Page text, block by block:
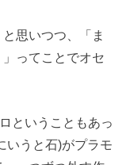
思いつつ、「ま
ってことでオセ
ということもあっ
いうと石)がプラモ